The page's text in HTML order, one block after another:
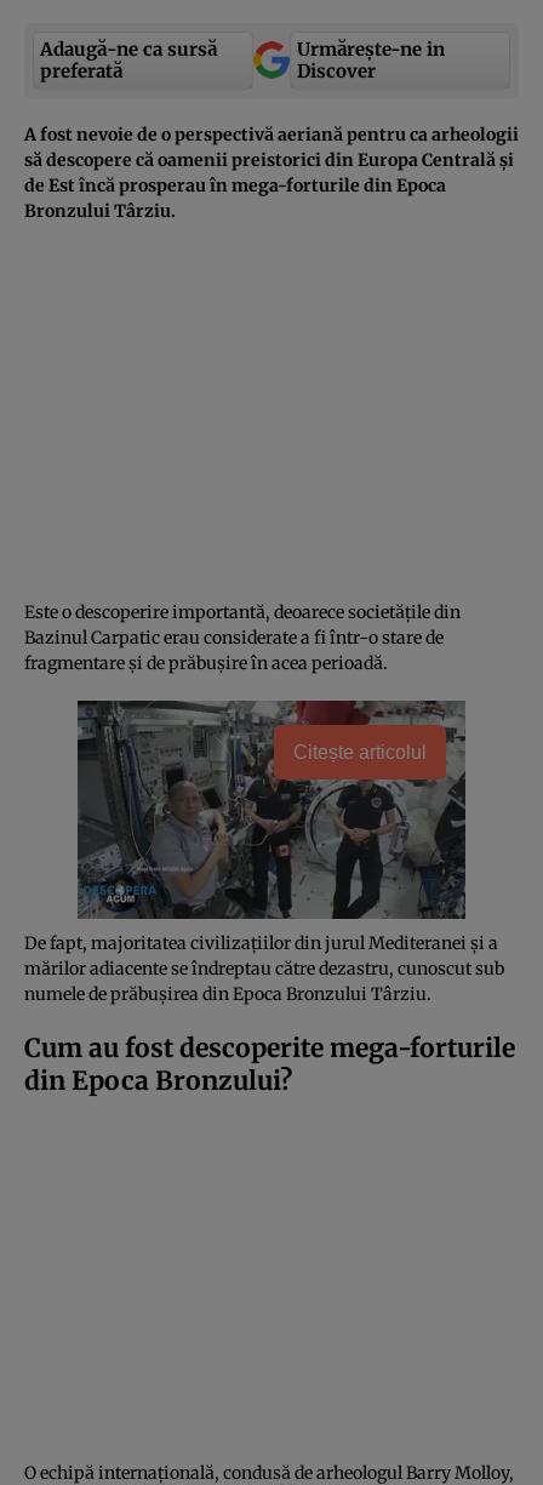
Adaugă-ne ca sursă
preferată
Urmărește-ne in
Discover
A fost nevoie de o perspectivă aeriană pentru ca arheologii
să descopere că oamenii preistorici din Europa Centrală și
de Est încă prosperau în mega-forturile din Epoca
Bronzului Târziu.
Este o descoperire importantă, deoarece societățile din
Bazinul Carpatic erau considerate a fi într-o stare de
fragmentare și de prăbușire în acea perioadă.
Citește articolul
De fapt, majoritatea civilizațiilor din jurul Mediteranei și a
mărilor adiacente se îndreptau către dezastru, cunoscut sub
numele de prăbușirea din Epoca Bronzului Târziu.
Cum au fost descoperite mega-forturile
din Epoca Bronzului?
O echipă internațională, condusă de arheologul Barry Molloy,